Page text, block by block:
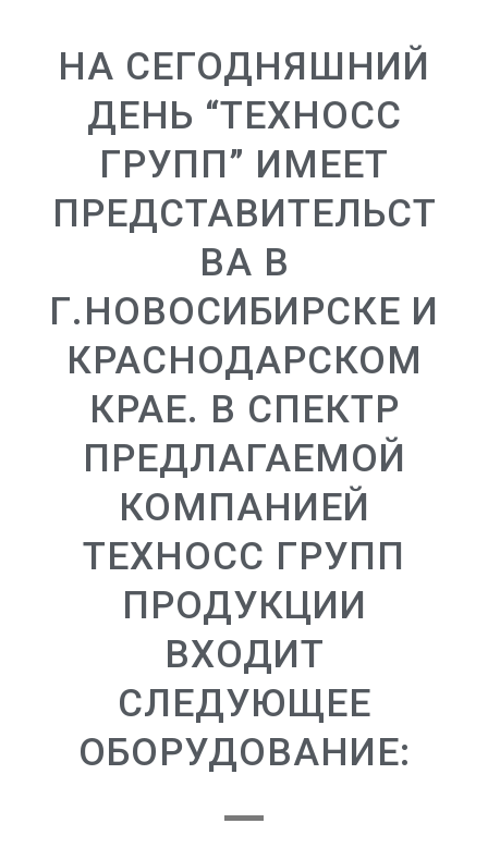
НА СЕГОДНЯШНИЙ
ДЕНЬ “ТЕХНОСС
ГРУПП” ИМЕЕТ
ПРЕДСТАВИТЕЛЬСТ
ВА В
Г.НОВОСИБИРСКЕ И
КРАСНОДАРСКОМ
КРАЕ. В СПЕКТР
ПРЕДЛАГАЕМОЙ
КОМПАНИЕЙ
ТЕХНОСС ГРУПП
ПРОДУКЦИИ
ВХОДИТ
СЛЕДУЮЩЕЕ
ОБОРУДОВАНИЕ: